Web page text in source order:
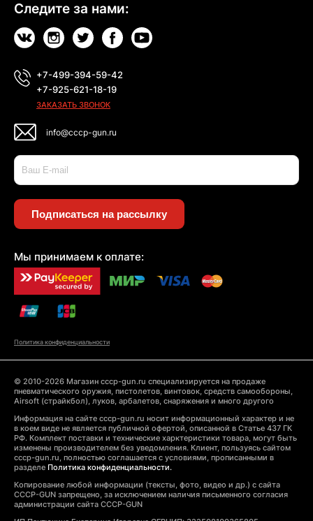
Следите за нами:
+7-499-394-59-42
+7-925-621-18-19
ЗАКАЗАТЬ ЗВОНОК
info@cccp-gun.ru
Подписаться на рассылку
Мы принимаем к оплате:
Политика конфиденциальности
© 2010-2026 Магазин cccp-gun.ru специализируется на продаже
пневматического оружия, пистолетов, винтовок, средств самообороны,
Airsoft (страйкбол), луков, арбалетов, снаряжения и много другого
Информация на сайте cccp-gun.ru носит информационный характер и не
в коем виде не является публичной офертой, описанной в Статье 437 ГК
РФ. Комплект поставки и технические харктеристики товара, могут быть
изменены производителем без уведомления. Клиент, пользуясь сайтом
cccp-gun.ru, полностью соглашается с условиями, прописанными в
разделе Политика конфиденциальности.
Копирование любой информации (тексты, фото, видео и др.) с сайта
CCCP-GUN запрещено, за исключением наличия письменного согласия
администрации сайта CCCP-GUN